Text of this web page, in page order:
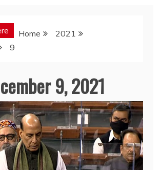
Home
2021
9
9, 2021